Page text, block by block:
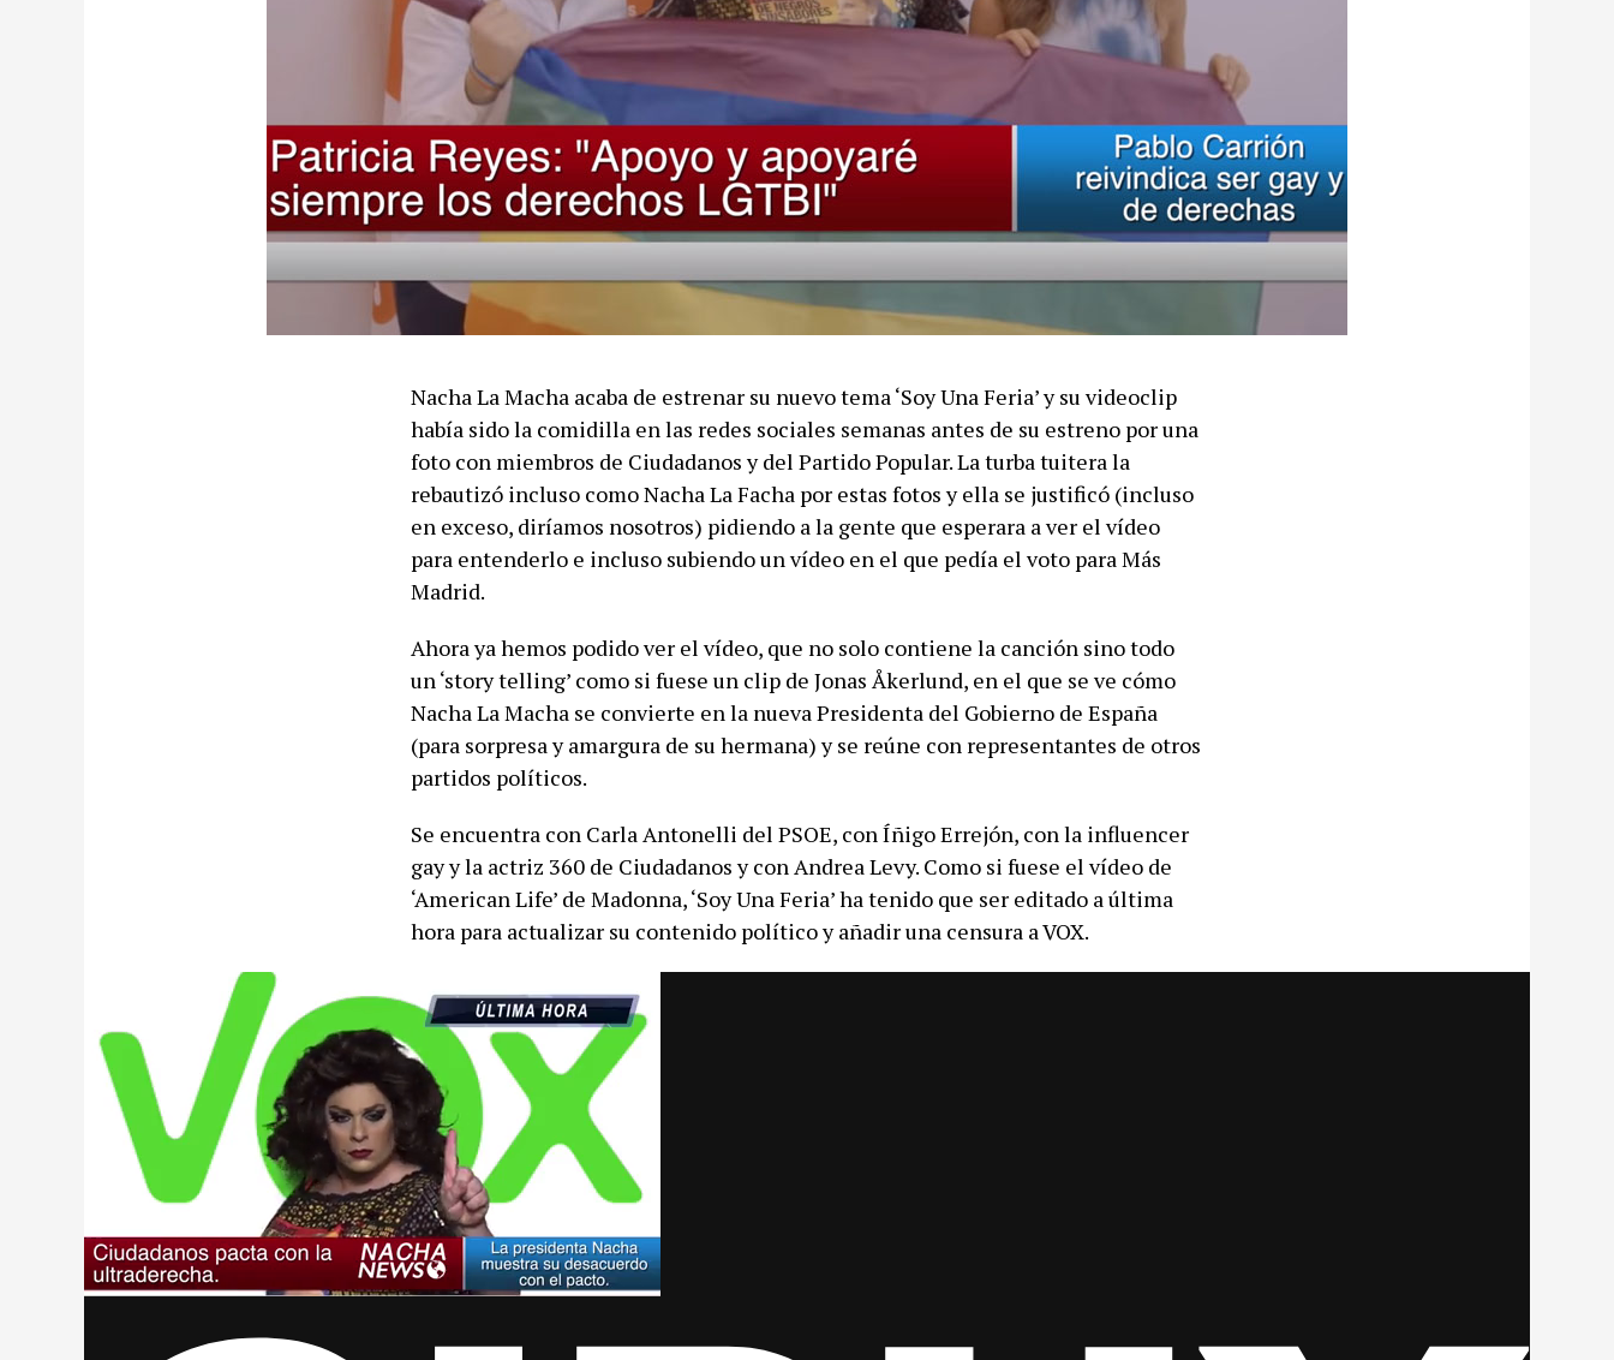
Nacha La Macha acaba de estrenar su nuevo tema ‘Soy Una Feria’ y su videoclip
había sido la comidilla en las redes sociales semanas antes de su estreno por una
foto con miembros de Ciudadanos y del Partido Popular. La turba tuitera la
rebautizó incluso como Nacha La Facha por estas fotos y ella se justificó (incluso
en exceso, diríamos nosotros) pidiendo a la gente que esperara a ver el vídeo
para entenderlo e incluso subiendo un vídeo en el que pedía el voto para Más
Madrid.
Ahora ya hemos podido ver el vídeo, que no solo contiene la canción sino todo
un ‘story telling’ como si fuese un clip de Jonas Åkerlund, en el que se ve cómo
Nacha La Macha se convierte en la nueva Presidenta del Gobierno de España
(para sorpresa y amargura de su hermana) y se reúne con representantes de otros
partidos políticos.
Se encuentra con Carla Antonelli del PSOE, con Íñigo Errejón, con la influencer
gay y la actriz 360 de Ciudadanos y con Andrea Levy. Como si fuese el vídeo de
‘American Life’ de Madonna, ‘Soy Una Feria’ ha tenido que ser editado a última
hora para actualizar su contenido político y añadir una censura a VOX.